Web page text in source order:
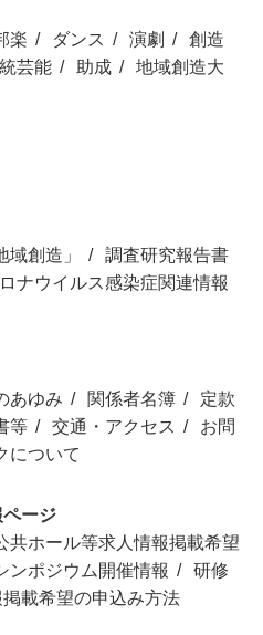
楽 ダンス 演劇
創造
芸能 助成
地域創造大
域創造」
調査研究報告書
ナウイルス感染症関連情報
あゆみ 関係者名簿
定款
等
交通・アクセス
お問
について
ージ
共ホール等求人情報掲載希望
ンポジウム開催情報
研修
載希望の申込み方法